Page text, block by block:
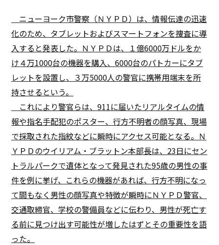
ニューヨーク市警察（ＮＹＰＤ）は、情報伝達の迅速
化のため、タブレットおよびスマートフォンを捜査に導
入すると発表した。ＮＹＰＤは、１億6000万ドルをか
け４万1000台の機器を購入、6000台のパトカーにタブ
レットを設置し、３万5000人の警官に携帯用端末を所
持させるという。
これにより警官らは、911に届いたリアルタイムの情
報や指名手配犯のポスター、行方不明者の顔写真、現場
で採取された指紋などに瞬時にアクセス可能となる。Ｎ
ＹＰＤのウイリアム・ブラットン本部長は、23日にセン
トラルパークで遺体となって発見された95歳の男性の事
件を例に挙げ、これらの機器があれば、行方不明になっ
て間もなく男性の顔写真や特徴が瞬時にＮＹＰＤ警官、
交通取締官、学校の警備員などに伝わり、男性が死亡す
る前に見つけ出す可能性が増したはずとその重要性を語
った。